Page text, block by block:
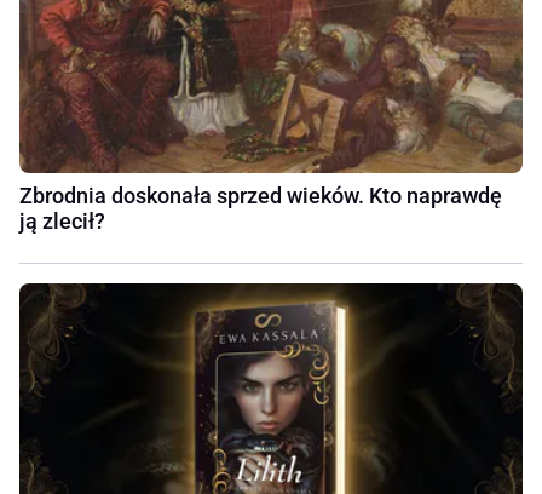
Zbrodnia doskonała sprzed wieków. Kto naprawdę
ją zlecił?